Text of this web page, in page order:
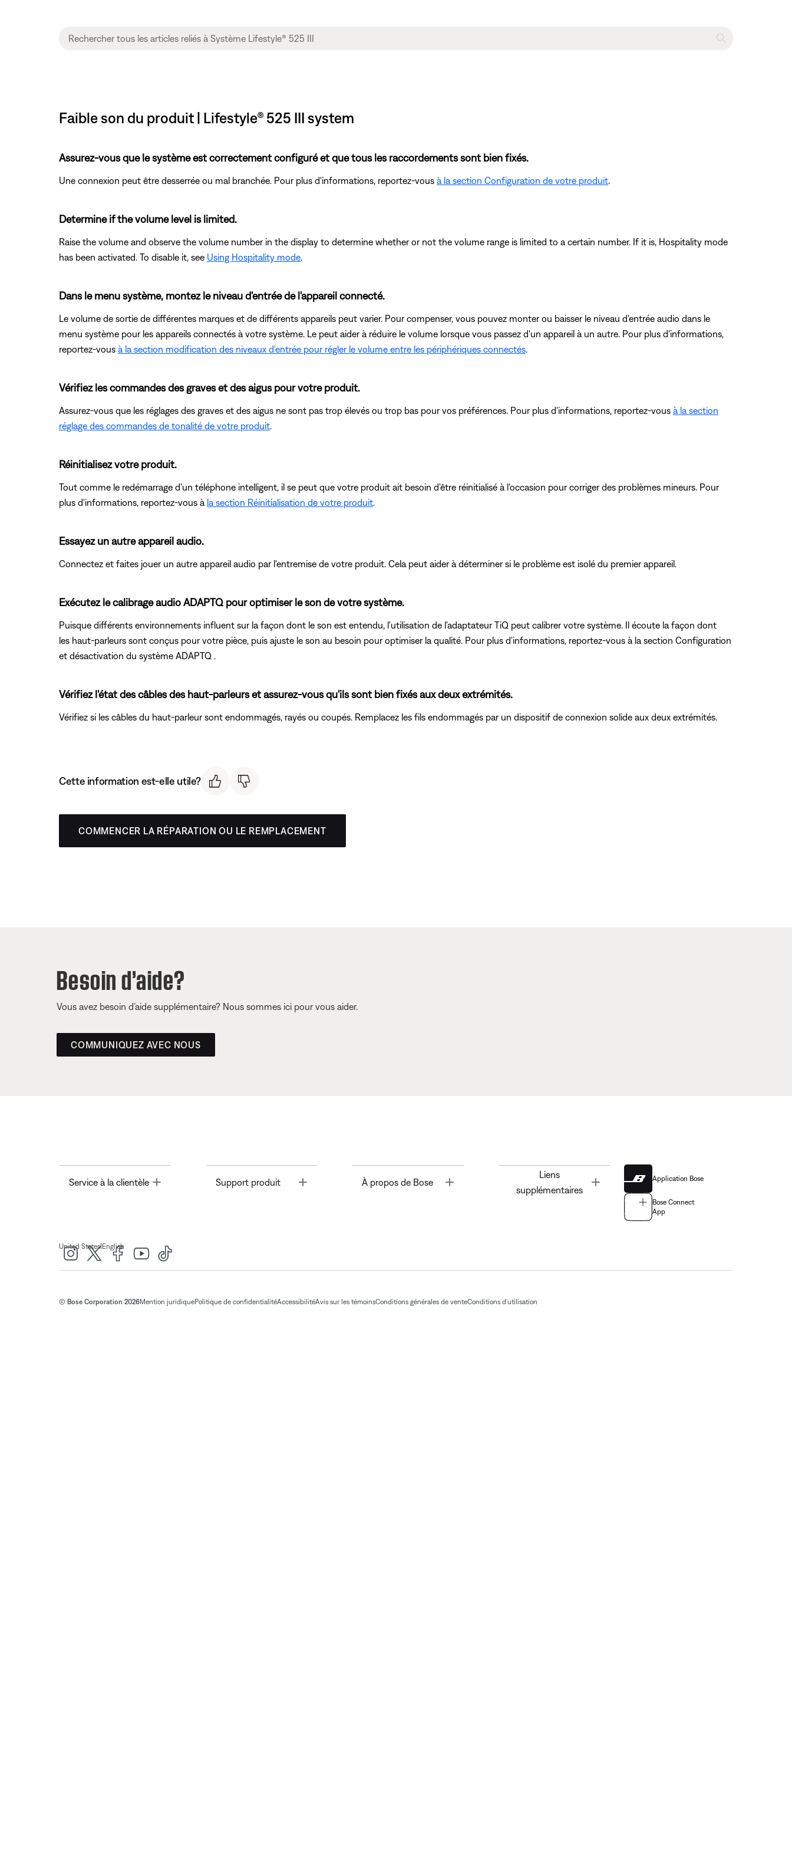
Faible son du produit | Lifestyle® 525 III system
Assurez-vous que le système est correctement configuré et que tous les raccordements sont bien fixés.
Une connexion peut être desserrée ou mal branchée. Pour plus d'informations, reportez-vous à la section Configuration de votre produit
Determine if the volume level is limited.
Raise the volume and observe the volume number in the display to determine whether or not the volume range is limited to a certain number. If it is, Hospitality mode
has been activated. To disable it, see Using Hospitality mode
Dans le menu système, montez le niveau d'entrée de l'appareil connecté.
Le volume de sortie de différentes marques et de différents appareils peut varier. Pour compenser, vous pouvez monter ou baisser le niveau d'entrée audio dans le
menu système pour les appareils connectés à votre système. Le peut aider à réduire le volume lorsque vous passez d'un appareil à un autre. Pour plus d'informations,
reportez-vous à la section modification des niveaux d'entrée pour régler le volume entre les périphériques connectés
Vérifiez les commandes des graves et des aigus pour votre produit.
Assurez-vous que les réglages des graves et des aigus ne sont pas trop élevés ou trop bas pour vos préférences. Pour plus d'informations, reportez-vous à la section
réglage des commandes de tonalité de votre produit
Réinitialisez votre produit.
Tout comme le redémarrage d'un téléphone intelligent, il se peut que votre produit ait besoin d'être réinitialisé à l'occasion pour corriger des problèmes mineurs. Pour
plus d'informations, reportez-vous à la section Réinitialisation de votre produit
Essayez un autre appareil audio.
Connectez et faites jouer un autre appareil audio par l'entremise de votre produit. Cela peut aider à déterminer si le problème est isolé du premier appareil.
Exécutez le calibrage audio ADAPTQ pour optimiser le son de votre système.
Puisque différents environnements influent sur la façon dont le son est entendu, l'utilisation de l'adaptateur TiQ peut calibrer votre système. Il écoute la façon dont
les haut-parleurs sont conçus pour votre pièce, puis ajuste le son au besoin pour optimiser la qualité. Pour plus d'informations, reportez-vous à la section Configuration
et désactivation du système ADAPTQ .
Vérifiez l'état des câbles des haut-parleurs et assurez-vous qu'ils sont bien fixés aux deux extrémités.
Vérifiez si les câbles du haut-parleur sont endommagés, rayés ou coupés. Remplacez les fils endommagés par un dispositif de connexion solide aux deux extrémités.
Cette information est-elle utile?
COMMENCER LA RÉPARATION OU LE REMPLACEMENT
Besoin d’aide?
Vous avez besoin d’aide supplémentaire? Nous sommes ici pour vous aider.
COMMUNIQUEZ AVEC NOUS
Service à la clientèle Toggle Support produit À propos de Bose Toggle
Liens
supplémentaires
Application Bose
Bose Connect
App
United States| English
© Bose Corporation 2026Mention juridiquePolitique de confidentialitéAccessibilitéAvis sur les témoinsConditions générales de venteConditions d'utilisation